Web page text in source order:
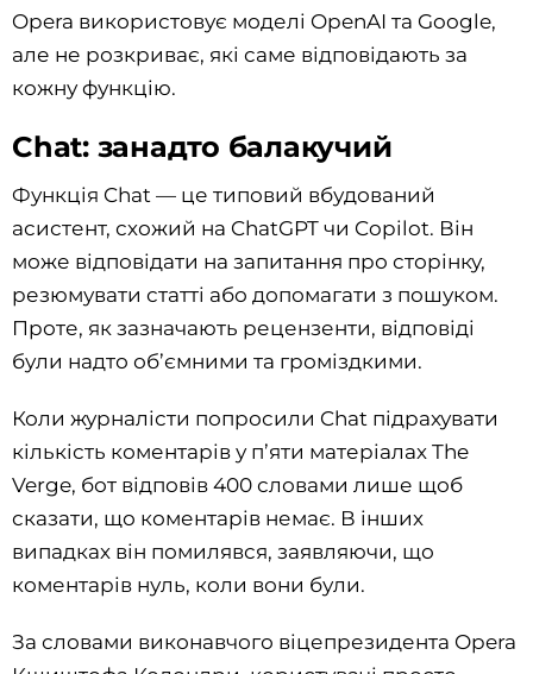
Opera використовує моделі OpenAI та Google,
але не розкриває, які саме відповідають за
кожну функцію.
Chat: занадто балакучий
Функція Chat — це типовий вбудований
асистент, схожий на ChatGPT чи Copilot. Він
може відповідати на запитання про сторінку,
резюмувати статті або допомагати з пошуком.
Проте, як зазначають рецензенти, відповіді
були надто об’ємними та громіздкими.
Коли журналісти попросили Chat підрахувати
кількість коментарів у п’яти матеріалах The
Verge, бот відповів 400 словами лише щоб
сказати, що коментарів немає. В інших
випадках він помилявся, заявляючи, що
коментарів нуль, коли вони були.
За словами виконавчого віцепрезидента Opera